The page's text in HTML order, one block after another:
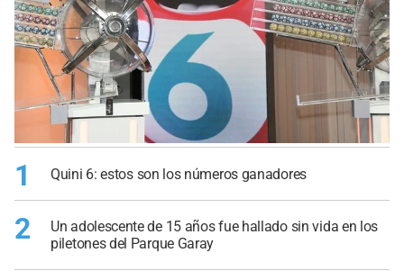
1 Quini 6: estos son los números ganadores
2
Un adolescente de 15 años fue hallado sin vida en los
piletones del Parque Garay